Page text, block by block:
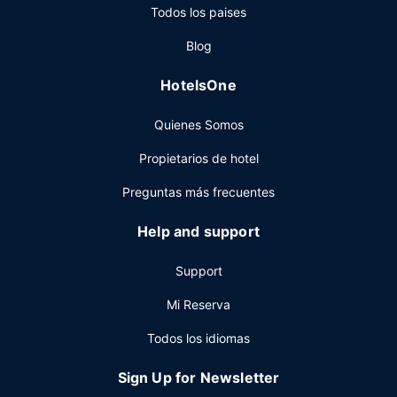
puedes llamar al servicio de habitaciones las 24 horas. Se
check-out exprés y tintorería a tu disposición. ¿Estás
a tu disposición 702 metros cuadrados de espacio con
centro de conferencias y 13 salas de reuniones. Hay un
aparcamiento con asistencia gratuito disponible.
Todos los paises
Blog
HotelsOne
Quienes Somos
Propietarios de hotel
Preguntas más frecuentes
Help and support
Support
Mi Reserva
Todos los idiomas
Sign Up for Newsletter